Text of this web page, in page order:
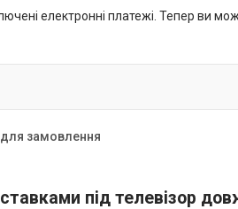
електронні платежі. Тепер ви
замовлення
під телевізор